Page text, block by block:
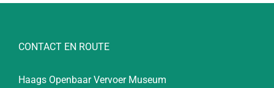
CONTACT EN ROUTE
Haags Openbaar Vervoer Museum